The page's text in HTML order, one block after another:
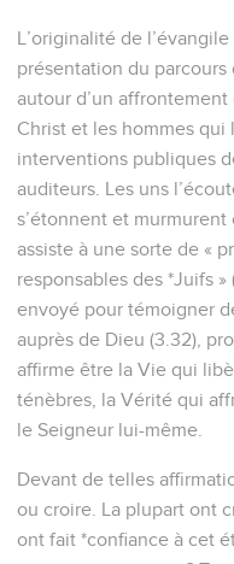
L’originalité de
présentation du parcours
autour d’un
Christ et les hommes qui
interventions publiques
auditeurs. Les uns
s’étonnent et murmurent
assiste à une sorte de «
responsables des *Juifs
envoyé pour témoigner
auprès de Dieu (3.32),
affirme être la Vie qui
ténèbres, la Vérité qui
le Seigneur lui-même.
Devant de telles
ou croire. La plupart ont
ont fait *confiance à cet